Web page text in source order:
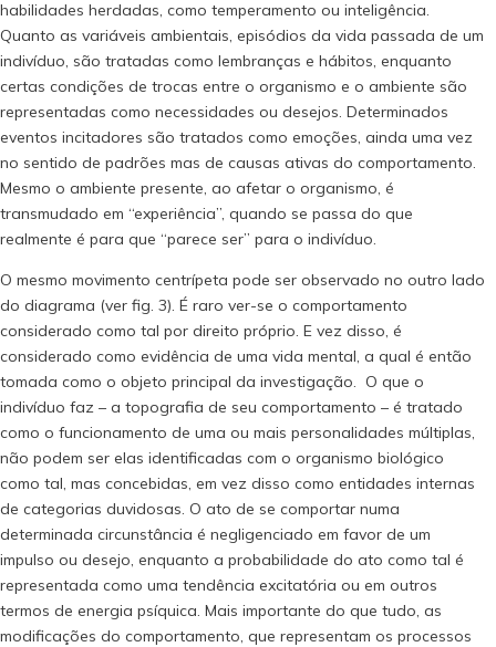
habilidades herdadas, como temperamento ou inteligência.
Quanto as variáveis ambientais, episódios da vida passada de um
indivíduo, são tratadas como lembranças e hábitos, enquanto
certas condições de trocas entre o organismo e o ambiente são
representadas como necessidades ou desejos. Determinados
eventos incitadores são tratados como emoções, ainda uma vez
no sentido de padrões mas de causas ativas do comportamento.
Mesmo o ambiente presente, ao afetar o organismo, é
transmudado em “experiência”, quando se passa do que
realmente é para que “parece ser” para o indivíduo.
O mesmo movimento centrípeta pode ser observado no outro lado
do diagrama (ver fig. 3). É raro ver-se o comportamento
considerado como tal por direito próprio. E vez disso, é
considerado como evidência de uma vida mental, a qual é então
tomada como o objeto principal da investigação. O que o
indivíduo faz – a topografia de seu comportamento – é tratado
como o funcionamento de uma ou mais personalidades múltiplas,
não podem ser elas identificadas com o organismo biológico
como tal, mas concebidas, em vez disso como entidades internas
de categorias duvidosas. O ato de se comportar numa
determinada circunstância é negligenciado em favor de um
impulso ou desejo, enquanto a probabilidade do ato como tal é
representada como uma tendência excitatória ou em outros
termos de energia psíquica. Mais importante do que tudo, as
modificações do comportamento, que representam os processos